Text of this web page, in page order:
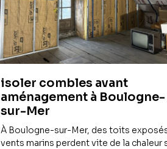
isoler combles avant
aménagement à Boulogne-
sur-Mer
À Boulogne-sur-Mer, des toits
vents marins perdent vite de la chaleur